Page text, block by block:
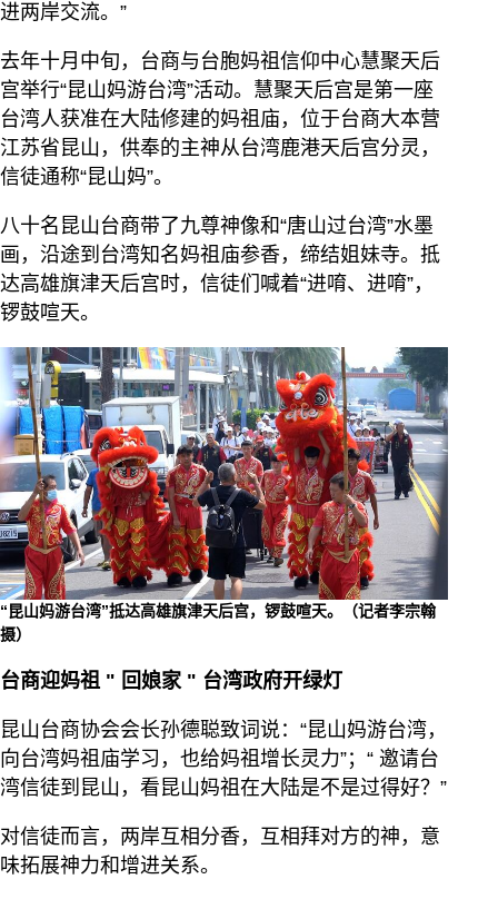
进两岸交流。”
去年十月中旬，台商与台胞妈祖信仰中心慧聚天后
宫举行“昆山妈游台湾”活动。慧聚天后宫是第一座
台湾人获准在大陆修建的妈祖庙，位于台商大本营
江苏省昆山，供奉的主神从台湾鹿港天后宫分灵，
信徒通称“昆山妈”。
八十名昆山台商带了九尊神像和“唐山过台湾”水墨
画，沿途到台湾知名妈祖庙参香，缔结姐妹寺。抵
达高雄旗津天后宫时，信徒们喊着“进唷、进唷”，
锣鼓喧天。
“昆山妈游台湾”抵达高雄旗津天后宫，锣鼓喧天。（记者李宗翰
摄）
台商迎妈祖 " 回娘家 " 台湾政府开绿灯
昆山台商协会会长孙德聪致词说：“昆山妈游台湾，
向台湾妈祖庙学习，也给妈祖增长灵力”；“ 邀请台
湾信徒到昆山，看昆山妈祖在大陆是不是过得好？”
对信徒而言，两岸互相分香，互相拜对方的神，意
味拓展神力和增进关系。